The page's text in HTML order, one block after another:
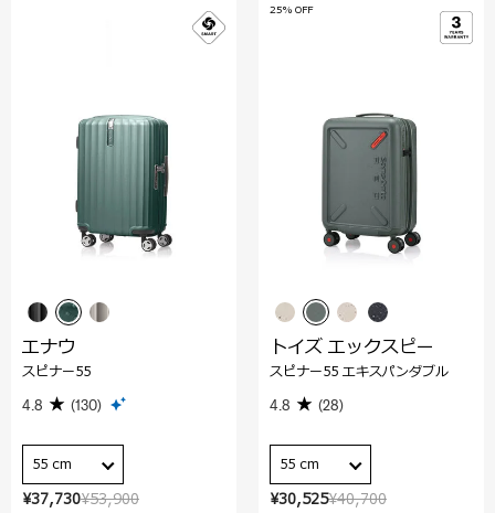
¥53,900
¥37,730
エナウ
スピナー55
4.8 (130)
55 cm
¥40,700
¥30,525
25% OFF
トイズ エックスピー
スピナー55 エキスパンダブル
4.8 (28)
55 cm